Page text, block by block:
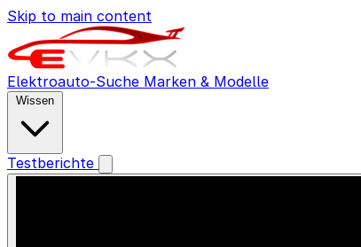
Skip to main content
Elektroauto-Suche Marken & Modelle
Wissen
Testberichte